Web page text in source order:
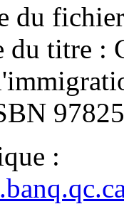
du
du titre :
: